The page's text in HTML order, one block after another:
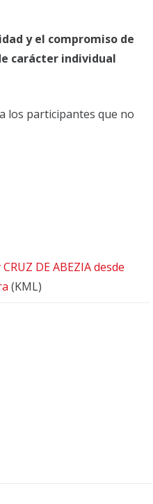
y el compromiso de
carácter individual
los participantes que no
DE ABEZIA desde
(KML)